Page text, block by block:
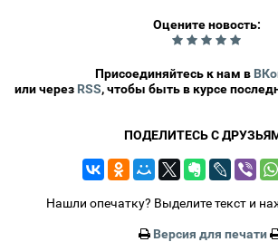
Оцените новость:
Присоединяйтесь к нам в
или через RSS, чтобы быть в курсе
ПОДЕЛИТЕСЬ С
Нашли опечатку? Выделите текст и
Версия для печати